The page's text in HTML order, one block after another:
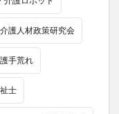
介護人材政策研究会
手荒れ
士